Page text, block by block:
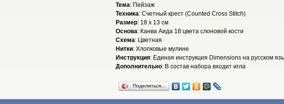
Тема: Пейзаж
Техника: Счетный крест (Counted Cross Stitch)
Размер: 18 x 13 см
Основа: Канва Аида 18 цвета слоновой кости
Схема: Цветная
Нитки: Хлопковые мулине
Инструкция: Единая инструкция Dimensions на русском
Дополнительно: В состав набора входит игла
Поделиться…